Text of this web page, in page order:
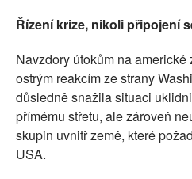
Řízení krize, nikoli připojení
Navzdory útokům na
ostrým reakcím ze strany
důsledně snažila situaci
přímému střetu, ale zároveň
skupin uvnitř země, které
USA.